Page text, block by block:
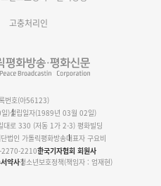
고충처리인
번호(아56123)
)설립일자(1989년 03월 02일)
로 330 (저동 1가 2-3) 평화빌딩
법인 가톨릭평화방송대표자 구요비
2270-2210한국기자협회 회원사
약사청소년보호정책(책임자 : 엄재현)